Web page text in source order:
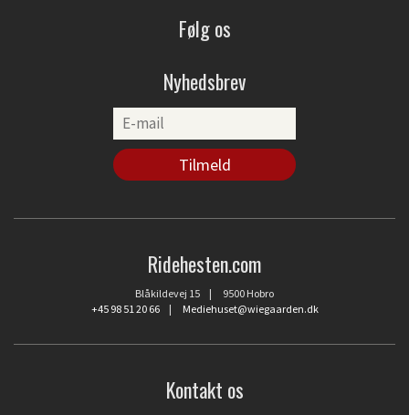
Følg os
Nyhedsbrev
Ridehesten.com
Blåkildevej 15 | 9500 Hobro
+45 98 51 20 66| Mediehuset@wiegaarden.dk
Kontakt os